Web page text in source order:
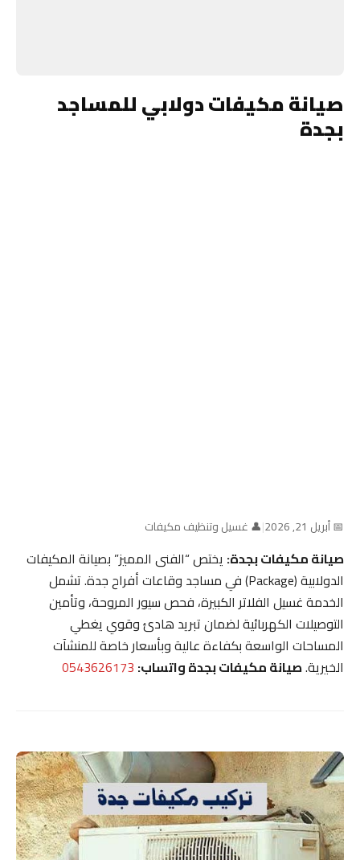
صيانة مكيفات دولابي للمساجد
بجدة
📅 أبريل 21, 2026 |👤 غسيل وتنظيف مكيفات
صيانة مكيفات بجدة:يختص “الفنى المميز” بصيانة المكيفات
الدولابية (Package) في مساجد وقاعات أفراح جدة. تشمل
الخدمة غسيل الفلاتر الكبيرة، فحص سيور المروحة، وتأمين
التوصيلات الكهربائية لضمان تبريد هادئ وقوي يغطي
المساحات الواسعة بكفاءة عالية وبأسعار خاصة للمنشآت
الخيرية.صيانة مكيفات بجدة واتساب:0543626173